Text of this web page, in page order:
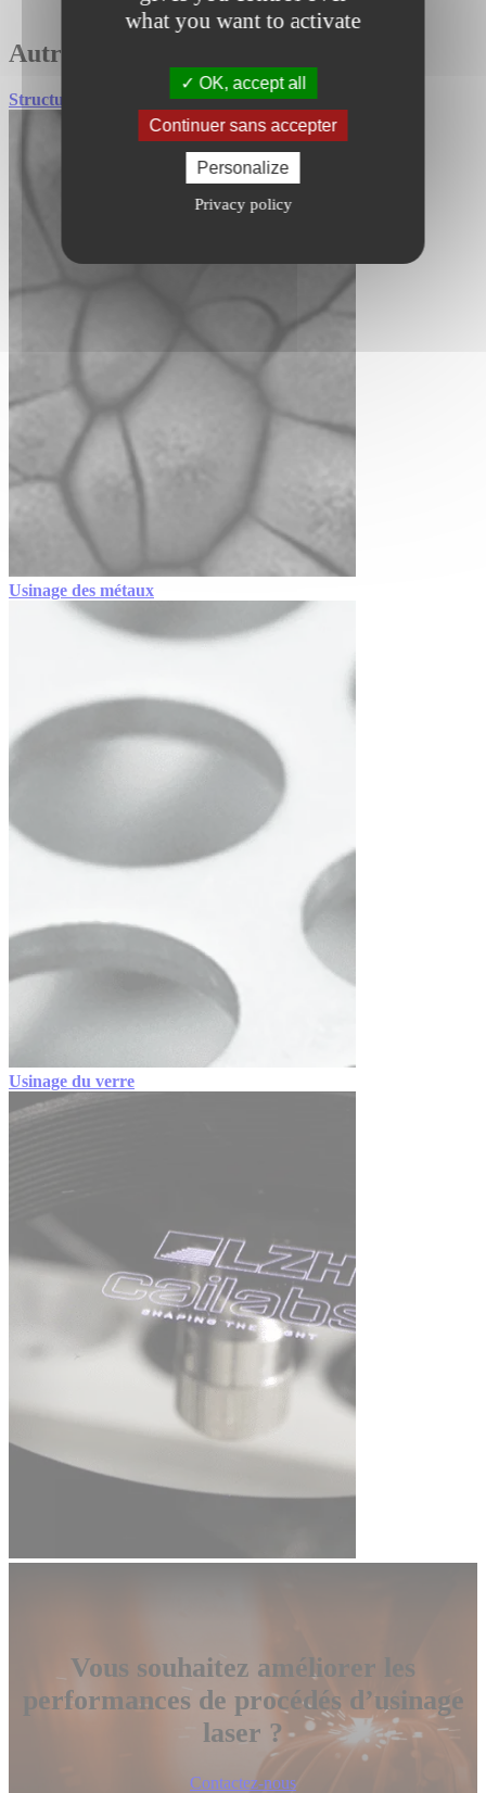
what you want to activate
OK, accept all
Continuer sans accepter
Personalize
Privacy policy
Autres applications
Structuration de surface
Usinage des métaux
Usinage du verre
Vous souhaitez améliorer les
performances de procédés d’usinage
laser ?
Contactez-nous